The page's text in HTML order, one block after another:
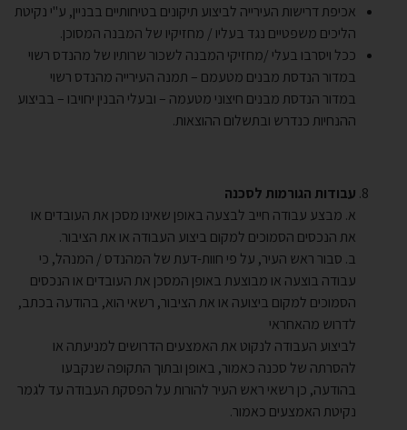
אכיפת דרישות העירייה לביצוע תיקונים בטיחותיים בבניין, ע"י נקיטת
הליכים משפטיים נגד בעליו / מחזיקיו של המבנה המסוכן.
ככל ויסרבו בעלי /מחזיקי המבנה לשכור שרותיו של מהנדס רשוי
במדור הנדסת מבנים מטעמם – תמנה העירייה מהנדס רשוי
במדור הנדסת מבנים חיצוני מטעמה – ובעלי הבנין יחויבו – בביצוע
ההנחיות כנדרש ובתשלום ההוצאות.
עבודות הגורמות לסכנה
א. מבצע עבודה חייב לבצעה באופן שאינו מסכן את העובדים או
את הנכסים הסמוכים למקום ביצוע העבודה או את הציבור.
ב. סבור ראש העיר, על פי חוות-דעת של המהנדס / המנהל, כי
עבודה בוצעה או מבוצעת באופן המסכן את העובדים או הנכסים
הסמוכים למקום ביצועה או את הציבור, רשאי הוא, בהודעה בכתב,
לדרוש מהאחראי
לביצוע העבודה לנקוט את האמצעים הדרושים למניעתה או
להסרתה של סכנה כאמור, באופן ובתוך התקופה שנקבעו
בהודעה, כן רשאי ראש העיר להורות על הפסקת העבודה עד לגמר
נקיטת האמצעים כאמור.